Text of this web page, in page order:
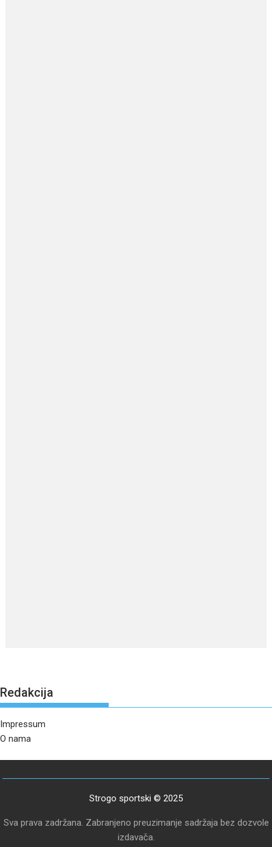
Redakcija
Impressum
O nama
Strogo sportski © 2025
Sva prava zadržana. Zabranjeno preuzimanje sadržaja bez dozvole
izdavača.